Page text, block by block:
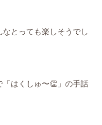
とっても楽しそうでし
はくしゅ〜👏」の手話